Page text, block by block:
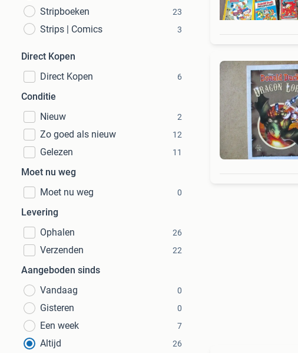
Stripboeken
23
Strips | Comics 3
Direct Kopen
Direct Kopen
6
Conditie
Nieuw
2
Zo goed als nieuw 12
Gelezen 11
Moet nu weg
Moet nu weg
0
Levering
Ophalen
26
Verzenden 22
Aangeboden sinds
Vandaag
0
Gisteren 0
Een week 7
Altijd 26